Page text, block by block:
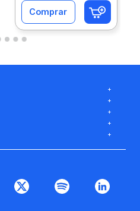
Comprar
+
+
+
+
+